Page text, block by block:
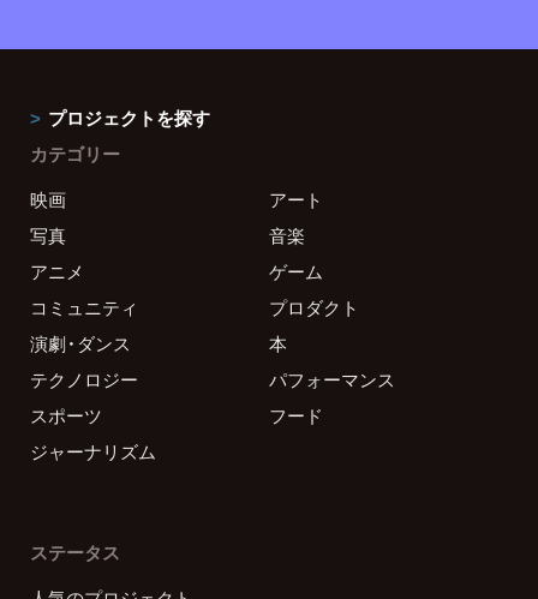
プロジェクトを探す
カテゴリー
映画
アート
写真
音楽
アニメ
ゲーム
コミュニティ
プロダクト
演劇・ダンス
本
テクノロジー
パフォーマンス
スポーツ
フード
ジャーナリズム
ステータス